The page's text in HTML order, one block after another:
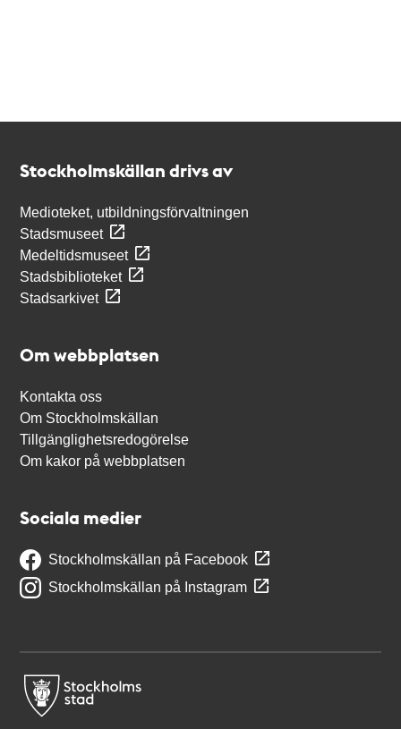
Stockholmskällan drivs av
Medioteket, utbildningsförvaltningen
Stadsmuseet
Medeltidsmuseet
Stadsbiblioteket
Stadsarkivet
Om webbplatsen
Kontakta oss
Om Stockholmskällan
Tillgänglighetsredogörelse
Om kakor på webbplatsen
Sociala medier
Stockholmskällan på Facebook
Stockholmskällan på Instagram